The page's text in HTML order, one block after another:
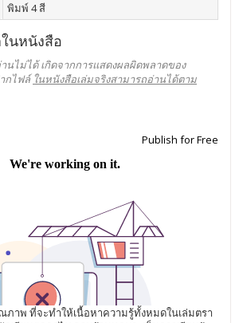
พิมพ์ 4 สี
นหนังสือ
นไม่ได้ เกิดจากการแสดงผลผิดพลาดของ
กไฟล์ ในหนังสือเล่มจริงสามารถอ่านได้ตาม
Publish for Free
าพ ที่จะทำให้เนื้อหาความรู้ทั้งหมดในเล่มตรา